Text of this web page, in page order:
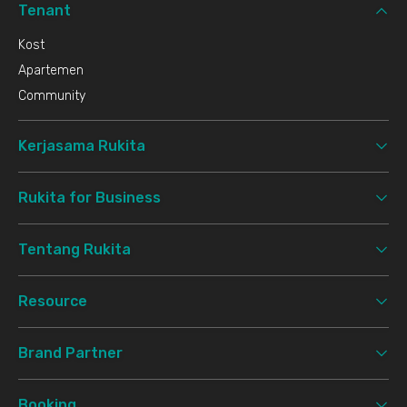
Tenant
Kost
Apartemen
Community
Kerjasama Rukita
Rukita for Business
Tentang Rukita
Resource
Brand Partner